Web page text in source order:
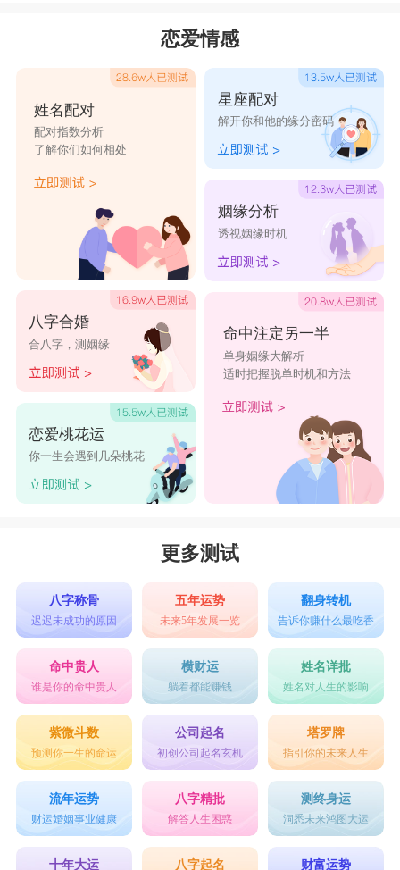
恋爱情感
姓名配对
配对指数分析
了解你们如何相处
八字合婚
合八字，测姻缘
恋爱桃花运
你一生会遇到几朵桃花
星座配对
解开你和他的缘分密码
姻缘分析
透视姻缘时机
命中注定另一半
单身姻缘大解析
适时把握脱单时机和方法
更多测试
八字称骨
迟迟未成功的原因
五年运势
未来5年发展一览
翻身转机
告诉你赚什么最吃香
命中贵人
谁是你的命中贵人
横财运
躺着都能赚钱
姓名详批
姓名对人生的影响
紫微斗数
预测你一生的命运
公司起名
初创公司起名玄机
塔罗牌
指引你的未来人生
流年运势
财运婚姻事业健康
八字精批
解答人生困惑
测终身运
洞悉未来鸿图大运
十年大运 八字起名 财富运势